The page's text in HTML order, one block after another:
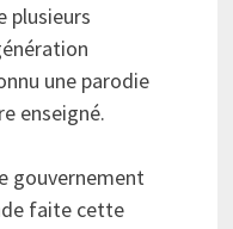
plusieurs
une parodie
enseigné.
gouvernement
faite cette